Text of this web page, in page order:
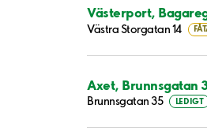
Västerport,
Västra Storgatan 14
Axet, Brunnsgatan
Brunnsgatan 35 LEDIGT